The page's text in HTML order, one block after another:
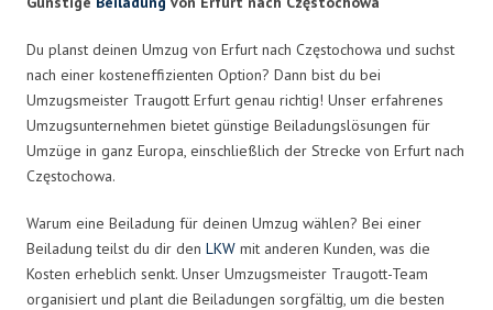
Du planst deinen Umzug von Erfurt nach Częstochowa und suchst
nach einer kosteneffizienten Option? Dann bist du bei
Umzugsmeister Traugott Erfurt genau richtig! Unser erfahrenes
Umzugsunternehmen bietet günstige Beiladungslösungen für
Umzüge in ganz Europa, einschließlich der Strecke von Erfurt nach
Częstochowa.
Warum eine Beiladung für deinen Umzug wählen? Bei einer
Beiladung teilst du dir den LKW mit anderen Kunden, was die
Kosten erheblich senkt. Unser Umzugsmeister Traugott-Team
organisiert und plant die Beiladungen sorgfältig, um die besten